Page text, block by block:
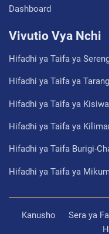
Dashboard
Vivutio Vya Nchi
Hifadhi ya Taifa ya
Hifadhi ya Taifa ya
Hifadhi ya Taifa ya
Hifadhi ya Taifa ya
Hifadhi ya Taifa Burigi-
Hifadhi ya Taifa ya
Kanusho Sera ya